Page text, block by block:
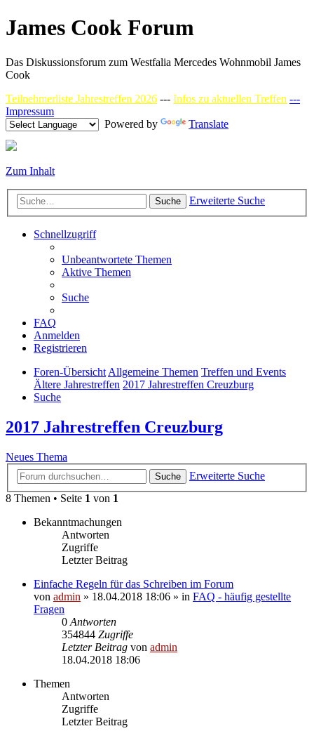
James Cook Forum
Das Diskussionsforum zum Westfalia Mercedes Wohnmobil James
Cook
Teilnehmerliste Jahrestreffen 2026 --- Infos zu aktuellen Treffen ---
Impressum
Powered by
Translate
Zum Inhalt
Suche Erweiterte Suche
Schnellzugriff
Unbeantwortete Themen
Aktive Themen
Suche
FAQ
Anmelden
Registrieren
Foren-ÜbersichtAllgemeine Themen Treffen und Events
Ältere Jahrestreffen 2017 Jahrestreffen Creuzburg
Suche
2017 Jahrestreffen Creuzburg
Neues Thema
Suche
Erweiterte Suche
8 Themen • Seite 1 von 1
Bekanntmachungen
Antworten
Zugriffe
Letzter Beitrag
Einfache Regeln für das Schreiben im Forum
von admin » 18.04.2018 18:06 » in FAQ - häufig gestellte
Fragen
0 Antworten
354844 Zugriffe
Letzter Beitrag von admin
18.04.2018 18:06
Themen
Antworten
Zugriffe
Letzter Beitrag